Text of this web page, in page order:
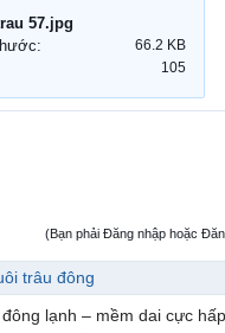
57.jpg
66.2 KB
105
(Bạn phải Đăng nhập hoặc
trâu đông
lạnh – mềm dai cực